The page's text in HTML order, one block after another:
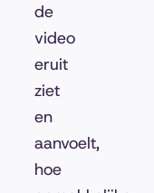
de
video
eruit
ziet
en
aanvoelt,
hoe